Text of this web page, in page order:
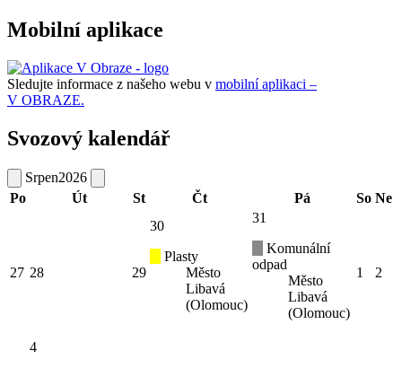
Mobilní aplikace
Sledujte informace z našeho webu v mobilní aplikaci –
V OBRAZE.
Svozový kalendář
Srpen2026
Po
Út St Čt Pá So Ne
27 28 29
30
Plasty
Město
Libavá
(Olomouc)
31
Komunální
odpad
Město
Libavá
(Olomouc)
1 2
4